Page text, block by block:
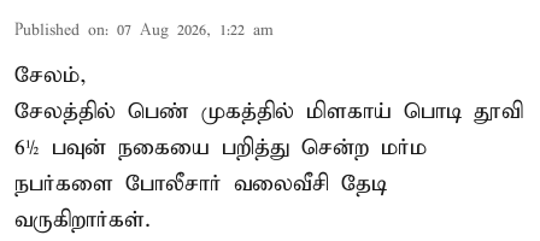
Published on: 07 Aug 2026, 1:22 am
சேலம்,
சேலத்தில் பெண் முகத்தில் மிளகாய் பொடி தூவி
6½ பவுன் நகையை பறித்து சென்ற மர்ம
நபர்களை போலீசார் வலைவீசி தேடி
வருகிறார்கள்.